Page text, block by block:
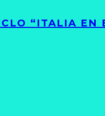
“ITALIA EN